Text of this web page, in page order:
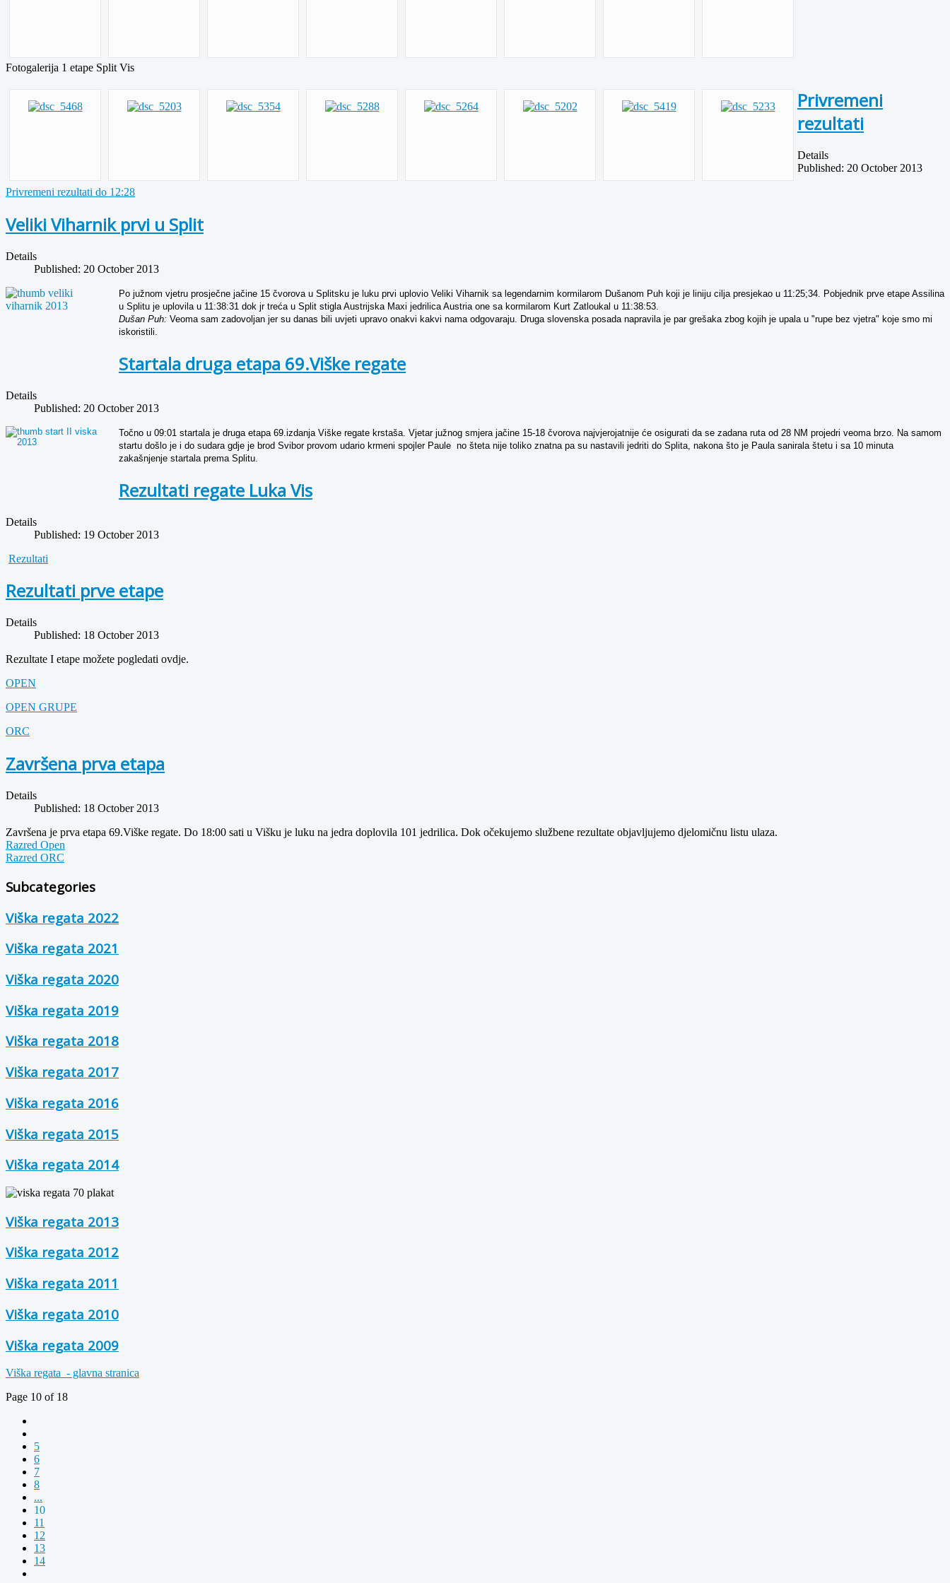
Fotogalerija 1 etape Split Vis
Privremeni
rezultati
Details
Published: 20 October 2013
Privremeni rezultati do 12:28
Veliki Viharnik prvi u Split
Details
Published: 20 October 2013
Po južnom vjetru prosječne jačine 15 čvorova u Splitsku je luku prvi uplovio Veliki Viharnik sa legendarnim kormilarom Dušanom Puh koji je liniju cilja presjekao u 11:25;34. Pobjednik prve etape Assilina
u Splitu je uplovila u 11:38:31 dok jr treća u Split stigla Austrijska Maxi jedrilica Austria one sa kormilarom Kurt Zatloukal u 11:38:53.
Dušan Puh: Veoma sam zadovoljan jer su danas bili uvjeti upravo onakvi kakvi nama odgovaraju. Druga slovenska posada napravila je par grešaka zbog kojih je upala u "rupe bez vjetra" koje smo mi
iskoristili.
Startala druga etapa 69.Viške regate
Details
Published: 20 October 2013
Točno u 09:01 startala je druga etapa 69.izdanja Viške regate krstaša. Vjetar južnog smjera jačine 15-18 čvorova najvjerojatnije će osigurati da se zadana ruta od 28 NM projedri veoma brzo. Na samom
startu došlo je i do sudara gdje je brod Svibor provom udario krmeni spojler Paule no šteta nije toliko znatna pa su nastavili jedriti do Splita, nakona što je Paula sanirala štetu i sa 10 minuta
zakašnjenje startala prema Splitu.
Rezultati regate Luka Vis
Details
Published: 19 October 2013
Rezultati
Rezultati prve etape
Details
Published: 18 October 2013
Rezultate I etape možete pogledati ovdje.
OPEN
OPEN GRUPE
ORC
Završena prva etapa
Details
Published: 18 October 2013
Završena je prva etapa 69.Viške regate. Do 18:00 sati u Višku je luku na jedra doplovila 101 jedrilica. Dok očekujemo službene rezultate objavljujemo djelomičnu listu ulaza.
Razred Open
Razred ORC
Subcategories
Viška regata 2022
Viška regata 2021
Viška regata 2020
Viška regata 2019
Viška regata 2018
Viška regata 2017
Viška regata 2016
Viška regata 2015
Viška regata 2014
Viška regata 2013
Viška regata 2012
Viška regata 2011
Viška regata 2010
Viška regata 2009
Viška regata - glavna stranica
Page 10 of 18
5
6
7
8
...
10
11
12
13
14